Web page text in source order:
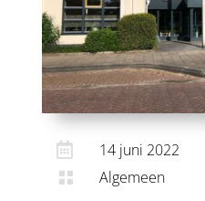
 14 juni 2022
 Algemeen